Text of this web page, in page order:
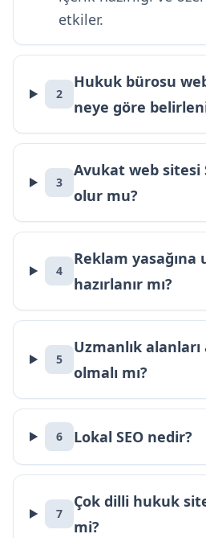
etkiler.
2
Hukuk bürosu
neye göre
3
Avukat web sitesi
olur mu?
4
Reklam
hazırlanır mı?
5
Uzmanlık alanları
olmalı mı?
6 Lokal SEO nedir?
7
Çok dilli hukuk
mi?